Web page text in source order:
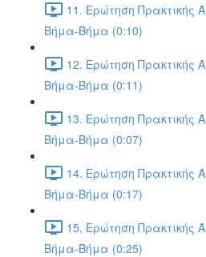
11. Ερώτηση Πρακτικής
Βήμα-Βήμα (0:10)
12. Ερώτηση Πρακτικής
Βήμα-Βήμα (0:11)
13. Ερώτηση Πρακτικής
Βήμα-Βήμα (0:07)
14. Ερώτηση Πρακτικής
Βήμα-Βήμα (0:17)
15. Ερώτηση Πρακτικής
Βήμα-Βήμα (0:25)